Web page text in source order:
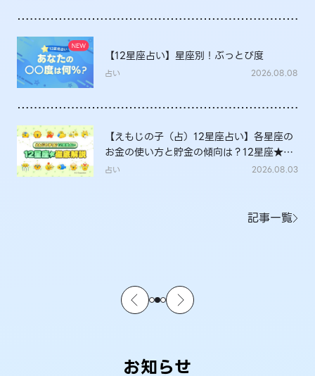
【12星座占い】星座別！ぶっとび度
占い 2026.08.08
【えもじの子（占）12星座占い】各星座の
お金の使い方と貯金の傾向は？12星座★徹
底解説
占い 2026.08.03
記事一覧
お知らせ